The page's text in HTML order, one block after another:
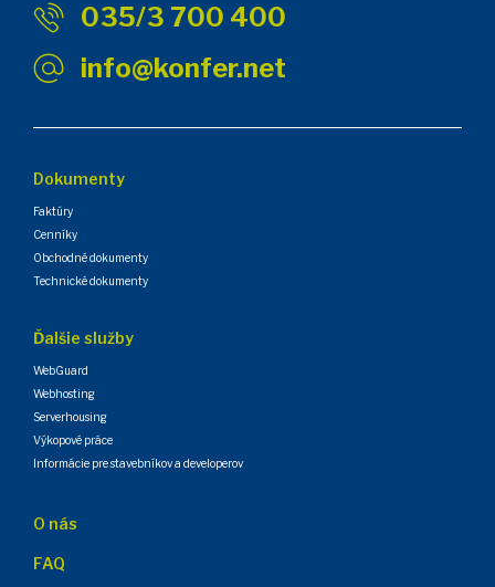
035/3 700 400
info@konfer.net
Dokumenty
Faktúry
Cenníky
Obchodné dokumenty
Technické dokumenty
Ďalšie služby
WebGuard
Webhosting
Serverhousing
Výkopové práce
Informácie pre stavebníkov a developerov
O nás
FAQ